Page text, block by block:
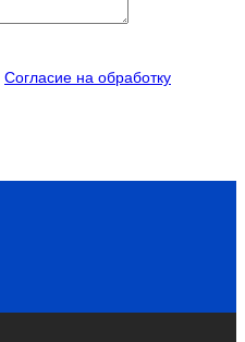
Согласие на обработку